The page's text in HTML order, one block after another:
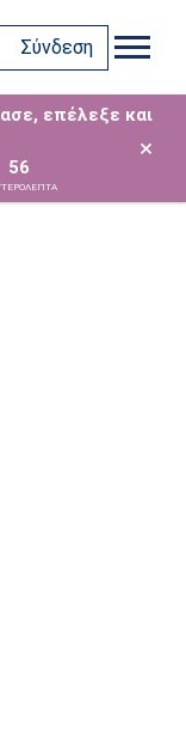
Σύνδεση
επέλεξε και
56
×